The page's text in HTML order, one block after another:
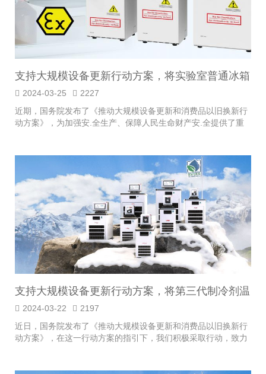
支持大规模设备更新行动方案，将实验室普通冰箱
更新为优莱博防爆冰箱
2024-03-25
2227
近期，国务院发布了《推动大规模设备更新和消费品以旧换新行
动方案》，为加强安.全生产、保障人民生命财产安.全提供了重
支持大规模设备更新行动方案，将第三代制冷剂温
控产品替换为天然制冷剂温控产品
2024-03-22
2197
近日，国务院发布了《推动大规模设备更新和消费品以旧换新行
动方案》，在这一行动方案的指引下，我们积极采取行动，致力